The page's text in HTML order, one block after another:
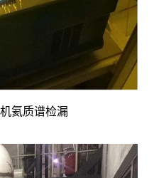
氦质谱检漏